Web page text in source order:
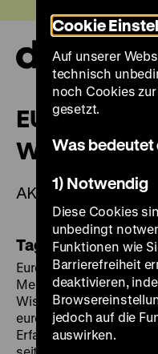
zum
Seiteninhalt
springen
EUROPA,
WELT
AKTEURE,
Tagung in Berlin,
Europa ist ein
Meer aus erschlossen.
Wissenschaftler
europäischen
Erfahrungen und das
Cookie
Auf unserer
technisch
noch Cookies
gesetzt.
Was bedeutet
1) Notwendig
Diese Cookies
unbedingt
Funktionen wie
Barrierefreiheit
deaktivieren,
jedoch auf die
auswirken.